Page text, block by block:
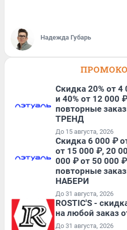
Надежда Губарь
Скидка 20% от 4
и 40% от 12 000
повторные
ТРЕНД
До 15 августа, 2026
Скидка 6 000 ₽
от 15 000 ₽, 20
000 ₽ от 50 000
повторные
НАБЕРИ
До 31 августа, 2026
ROSTIC'S -
на любой заказ
До 31 августа, 2026